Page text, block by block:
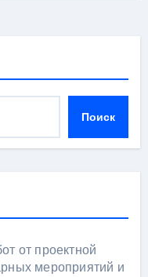
Поиск
от проектной
мероприятий и